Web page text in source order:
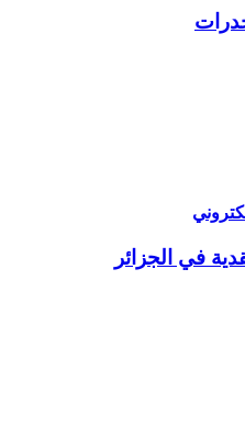
في الجزائر